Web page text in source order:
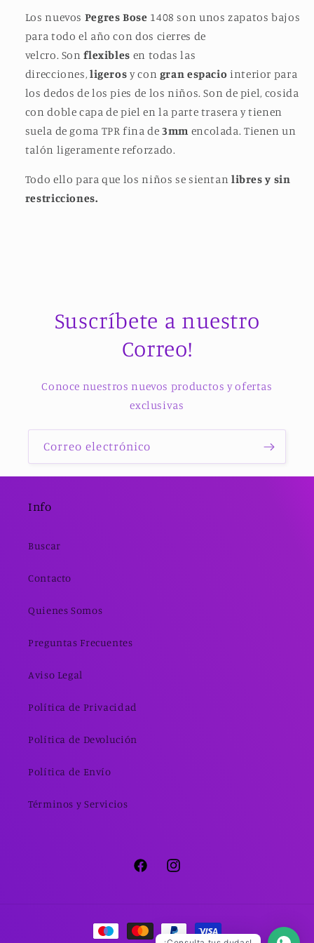
Los nuevos Pegres Bose 1408 son unos zapatos bajos
para todo el año con dos cierres de
velcro. Sonflexibles en todas las
direcciones, ligeros y con gran espacio interior para
los dedos de los pies de los niños.Son de piel, cosida
con doble capa de piel en la parte trasera y tienen
suela de goma TPR fina de3mm encolada. Tienen un
talón ligeramente reforzado.
Todo ello para que los niños se sientan libres y sin
restricciones.
Suscríbete a nuestro
Correo!
Conoce nuestros nuevos productos y ofertas
exclusivas
Correo electrónico
Info
Buscar
Contacto
Quienes Somos
Preguntas Frecuentes
Aviso Legal
Política de Privacidad
Política de Devolución
Política de Envío
Términos y Servicios
FacebookInstagram
Formas